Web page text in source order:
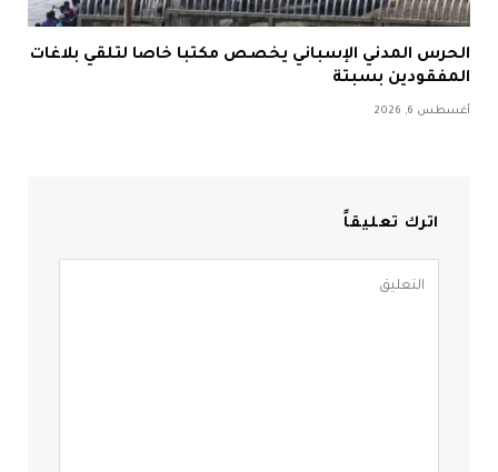
الحرس المدني الإسباني يخصص مكتبا خاصا لتلقي بلاغات
المفقودين بسبتة
أغسطس 6, 2026
اترك تعليقاً